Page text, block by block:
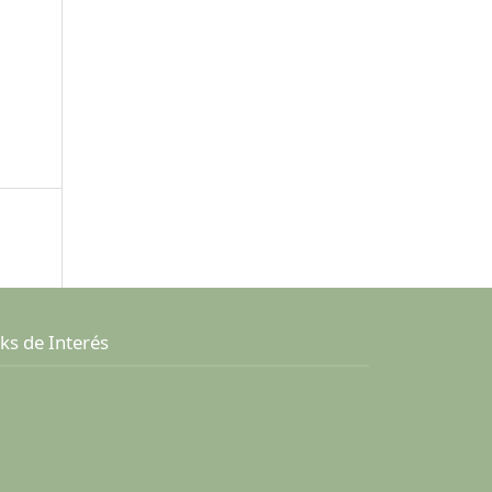
de Interés